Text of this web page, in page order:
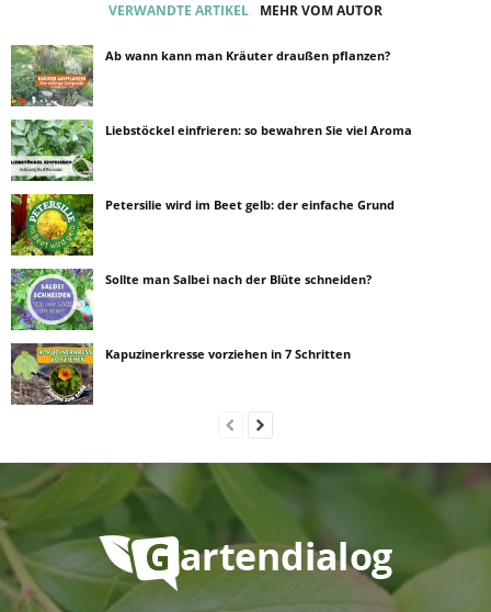
VERWANDTE ARTIKEL MEHR VOM AUTOR
Ab wann kann man Kräuter draußen pflanzen?
Liebstöckel einfrieren: so bewahren Sie viel Aroma
Petersilie wird im Beet gelb: der einfache Grund
Sollte man Salbei nach der Blüte schneiden?
Kapuzinerkresse vorziehen in 7 Schritten